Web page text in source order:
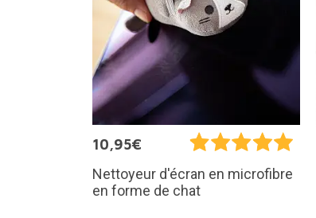
10,95€
Nettoyeur d'écran en microfibre
en forme de chat